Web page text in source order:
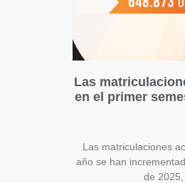
Las
en el primer
Las matriculaciones
año se han
de